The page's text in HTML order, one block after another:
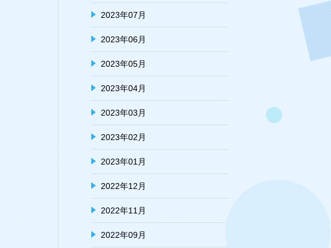
2023年07月
2023年06月
2023年05月
2023年04月
2023年03月
2023年02月
2023年01月
2022年12月
2022年11月
2022年09月